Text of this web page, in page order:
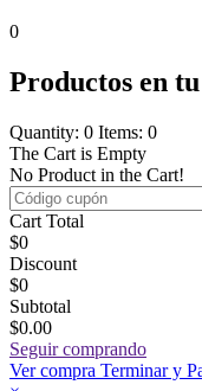
0
Productos en
Quantity: 0 Items: 0
The Cart is Empty
No Product in the Cart!
Cart Total
$0
Discount
$0
Subtotal
$0.00
Seguir comprando
Ver compra Terminar y